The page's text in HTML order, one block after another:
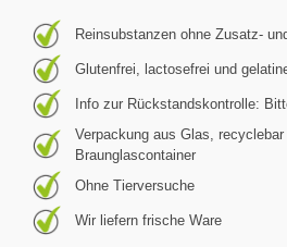
Reinsubstanzen ohne Zusatz-
Glutenfrei, lactosefrei und
Info zur Rückstandskontrolle:
Verpackung aus Glas, recyclebar
Braunglascontainer
Ohne Tierversuche
Wir liefern frische Ware